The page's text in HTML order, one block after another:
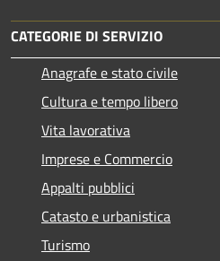
CATEGORIE DI SERVIZIO
Anagrafe e stato civile
Cultura e tempo libero
Vita lavorativa
Imprese e Commercio
Appalti pubblici
Catasto e urbanistica
Turismo